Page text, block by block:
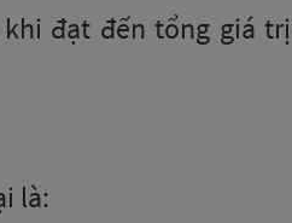
khi đạt đến tổng giá trị
là: